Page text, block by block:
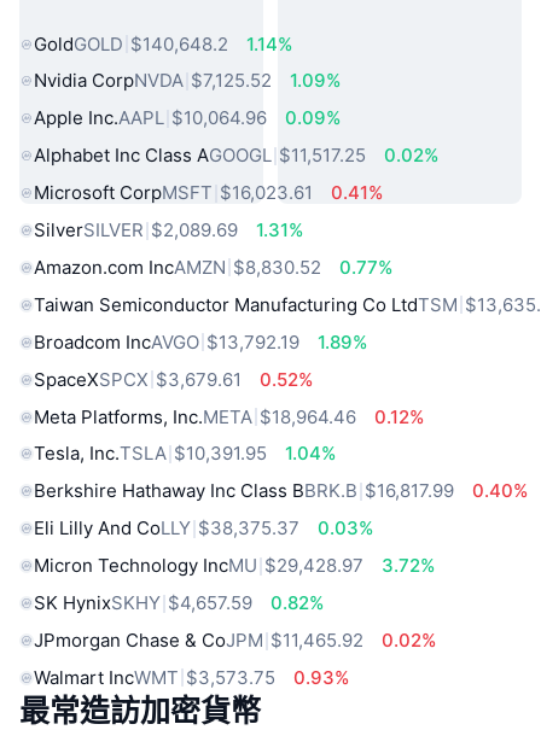
GoldGOLD $140,648.2
1.14%
Nvidia CorpNVDA $7,125.52
1.09%
Apple Inc.AAPL $10,064.96
0.09%
Alphabet Inc Class AGOOGL $11,517.25
0.02%
Microsoft CorpMSFT $16,023.61
0.41%
SilverSILVER $2,089.69
1.31%
Amazon.com IncAMZN $8,830.52
0.77%
Taiwan Semiconductor Manufacturing Co LtdTSM
Broadcom IncAVGO $13,792.19
1.89%
SpaceXSPCX $3,679.61
0.52%
Meta Platforms, Inc.META $18,964.46
0.12%
Tesla, Inc.TSLA $10,391.95
1.04%
Berkshire Hathaway Inc Class BBRK.B $16,817.99
0.40%
Eli Lilly And CoLLY $38,375.37
0.03%
Micron Technology IncMU $29,428.97
3.72%
SK HynixSKHY $4,657.59
0.82%
JPmorgan Chase & CoJPM $11,465.92
0.02%
Walmart IncWMT $3,573.75 0.93%
最常造訪加密貨幣